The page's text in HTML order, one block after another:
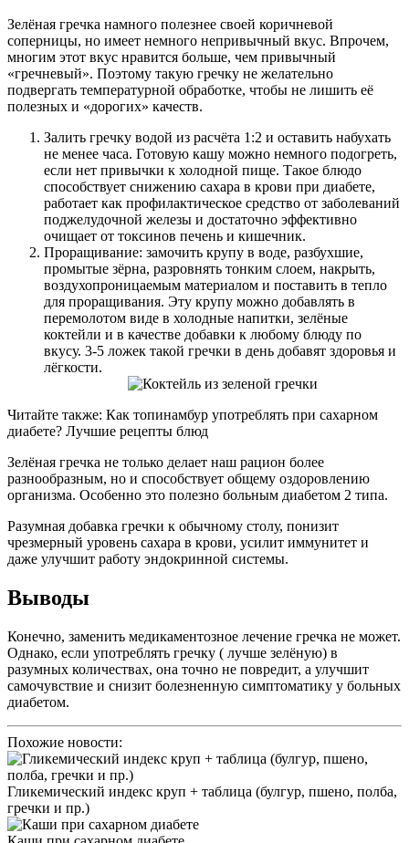
Зелёная гречка намного полезнее своей коричневой
соперницы, но имеет немного непривычный вкус. Впрочем,
многим этот вкус нравится больше, чем привычный
«гречневый». Поэтому такую гречку не желательно
подвергать температурной обработке, чтобы не лишить её
полезных и «дорогих» качеств.
Залить гречку водой из расчёта 1:2 и оставить набухать
не менее часа. Готовую кашу можно немного подогреть,
если нет привычки к холодной пище. Такое блюдо
способствует снижению сахара в крови при диабете,
работает как профилактическое средство от заболеваний
поджелудочной железы и достаточно эффективно
очищает от токсинов печень и кишечник.
Проращивание: замочить крупу в воде, разбухшие,
промытые зёрна, разровнять тонким слоем, накрыть,
воздухопроницаемым материалом и поставить в тепло
для проращивания. Эту крупу можно добавлять в
перемолотом виде в холодные напитки, зелёные
коктейли и в качестве добавки к любому блюду по
вкусу. 3-5 ложек такой гречки в день добавят здоровья и
лёгкости.
Читайте также: Как топинамбур употреблять при сахарном
диабете? Лучшие рецепты блюд
Зелёная гречка не только делает наш рацион более
разнообразным, но и способствует общему оздоровлению
организма. Особенно это полезно больным диабетом 2 типа.
Разумная добавка гречки к обычному столу, понизит
чрезмерный уровень сахара в крови, усилит иммунитет и
даже улучшит работу эндокринной системы.
Выводы
Конечно, заменить медикаментозное лечение гречка не может.
Однако, если употреблять гречку ( лучше зелёную) в
разумных количествах, она точно не повредит, а улучшит
самочувствие и снизит болезненную симптоматику у больных
диабетом.
Похожие новости:
Гликемический индекс круп + таблица (булгур, пшено, полба,
гречки и пр.)